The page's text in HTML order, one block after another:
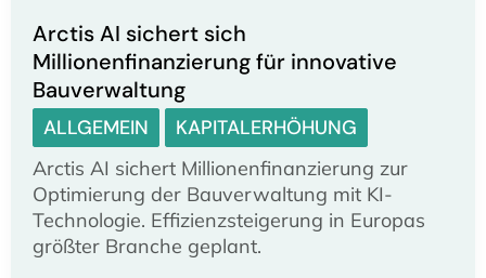
Arctis AI sichert sich
Millionenfinanzierung für innovative
Bauverwaltung
ALLGEMEIN KAPITALERHÖHUNG
Arctis AI sichert Millionenfinanzierung zur
Optimierung der Bauverwaltung mit KI-
Technologie. Effizienzsteigerung in Europas
größter Branche geplant.